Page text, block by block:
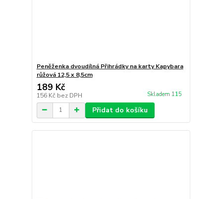
Peněženka dvoudílná Přihrádky na karty Kapybara
růžová 12,5 x 8,5cm
189 Kč
156 Kč bez DPH Skladem 115
Přidat do košíku